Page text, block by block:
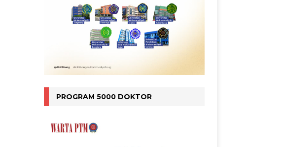
PROGRAM 5000 DOKTOR